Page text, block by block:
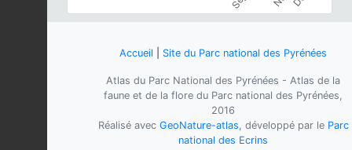
Accueil Site du Parc national des Pyrénées
Atlas du Parc National des Pyrénées - Atlas de la
faune et de la flore du Parc national des Pyrénées,
2016
Réalisé avec GeoNature-atlas, développé par le Parc
national des Ecrins